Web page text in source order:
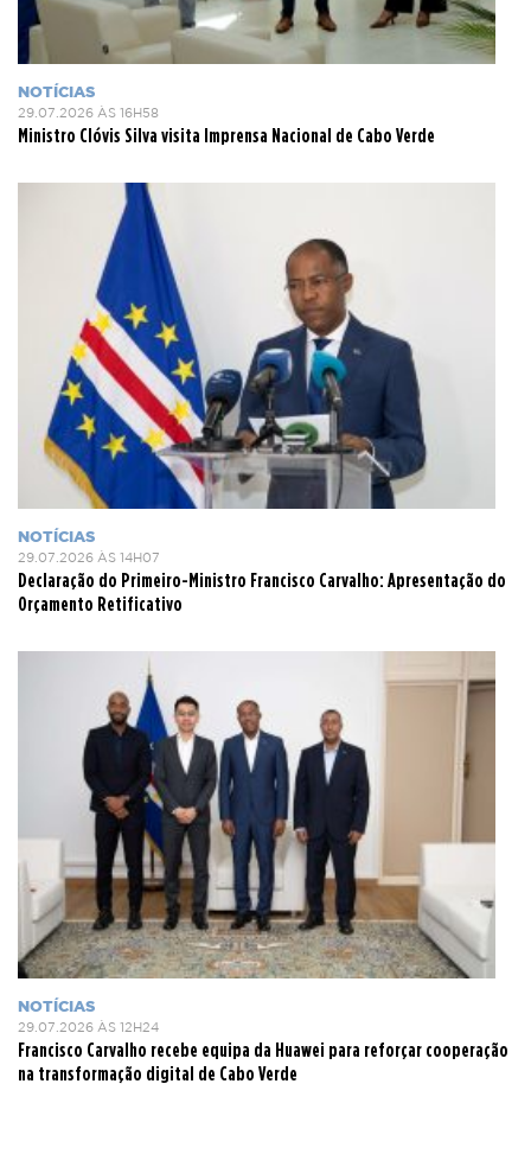
NOTÍCIAS
29.07.2026 ÀS 16H58
Ministro Clóvis Silva visita Imprensa Nacional de Cabo Verde
NOTÍCIAS
29.07.2026 ÀS 14H07
Declaração do Primeiro-Ministro Francisco Carvalho: Apresentação do
Orçamento Retificativo
NOTÍCIAS
29.07.2026 ÀS 12H24
Francisco Carvalho recebe equipa da Huawei para reforçar cooperação
na transformação digital de Cabo Verde